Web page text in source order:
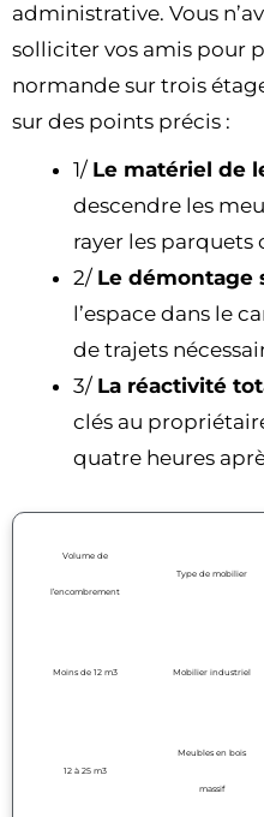
administrative. Vous
solliciter vos amis pour
normande sur trois
sur des points précis :
1/ Le matériel de
descendre les
rayer les parquets
2/ Le démontage
l’espace dans le
de trajets
3/ La réactivité
clés au
quatre heures
Volume de
l’encombrement
Type de mobilier
Moins de 12 m3 Mobilier industriel
12 à 25 m3
Meubles en bois
massif